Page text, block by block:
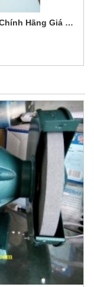
Máy Uốn Sắt Thủy Lực JITTO HRB-22 Chính Hãng Giá Tốt